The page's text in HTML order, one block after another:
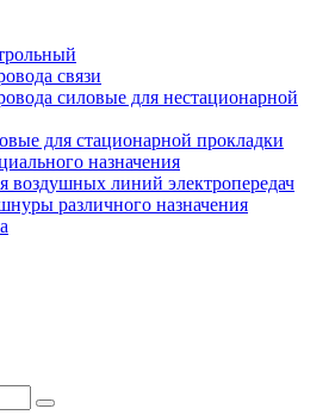
связи
силовые для нестационарной
для стационарной прокладки
назначения
воздушных линий электропередач
различного назначения